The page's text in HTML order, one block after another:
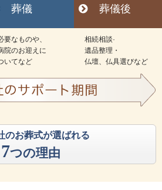
葬儀 葬儀後
要なものや、
院のお迎えに
いてなど
相続相談·
遺品整理・
仏壇、仏具選びなど
のお葬式が選ばれる
7つの理由